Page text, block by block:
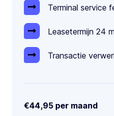
Terminal service
Leasetermijn 24
Transactie
€44,95 per maand